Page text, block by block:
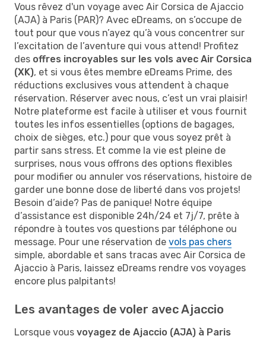
Vous rêvez d'un voyage avec Air Corsica de Ajaccio
(AJA) à Paris (PAR)? Avec eDreams, on s’occupe de
tout pour que vous n’ayez qu’à vous concentrer sur
l’excitation de l’aventure qui vous attend! Profitez
des offres incroyables sur les vols avec Air Corsica
(XK), et si vous êtes membre eDreams Prime, des
réductions exclusives vous attendent à chaque
réservation. Réserver avec nous, c’est un vrai plaisir!
Notre plateforme est facile à utiliser et vous fournit
toutes les infos essentielles (options de bagages,
choix de sièges, etc.) pour que vous soyez prêt à
partir sans stress. Et comme la vie est pleine de
surprises, nous vous offrons des options flexibles
pour modifier ou annuler vos réservations, histoire de
garder une bonne dose de liberté dans vos projets!
Besoin d’aide? Pas de panique! Notre équipe
d’assistance est disponible 24h/24 et 7j/7, prête à
répondre à toutes vos questions par téléphone ou
message. Pour une réservation de vols pas chers
simple, abordable et sans tracas avec Air Corsica de
Ajaccio à Paris, laissez eDreams rendre vos voyages
encore plus palpitants!
Les avantages de voler avec Ajaccio
Lorsque vous voyagez de Ajaccio (AJA) à Paris